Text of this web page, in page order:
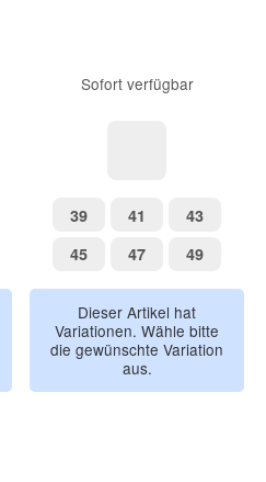
Sofort verfügbar
3939 41 4343
4545 4747 4949
Dieser Artikel hat
Variationen. Wähle bitte
die gewünschte Variation
aus.